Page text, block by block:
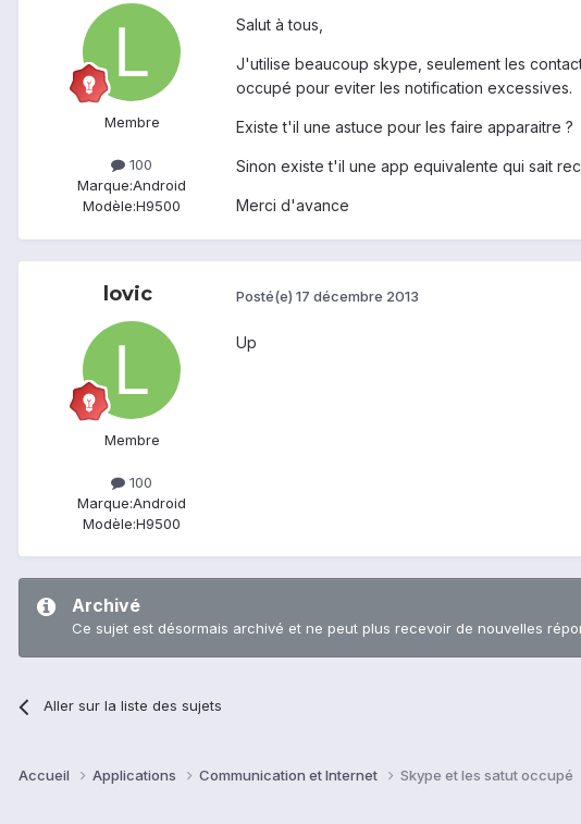
Membre
100
Marque:Android
Modèle:H9500
Salut à tous,
J'utilise beaucoup skype, seulement les
occupé pour eviter les notification excessives.
Existe t'il une astuce pour les faire apparaitre ?
Sinon existe t'il une app equivalente qui sait
Merci d'avance
lovic
Membre
100
Marque:Android
Modèle:H9500
Posté(e) 17 décembre 2013
Up
Archivé
Ce sujet est désormais archivé et ne peut plus recevoir de nouvelles
Aller sur la liste des sujets
Accueil Applications Communication et Internet Skype et les satut occupé